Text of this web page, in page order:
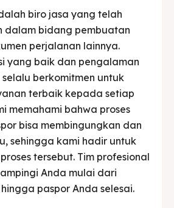
biro jasa yang telah
dalam bidang pembuatan
perjalanan lainnya.
yang baik dan pengalaman
berkomitmen untuk
terbaik kepada setiap
memahami bahwa proses
bisa membingungkan dan
sehingga kami hadir untuk
tersebut. Tim profesional
Anda mulai dari
paspor Anda selesai.